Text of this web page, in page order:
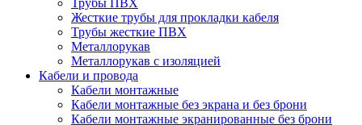
Трубы ПВХ
Жесткие трубы для прокладки кабеля
Трубы жесткие ПВХ
Металлорукав
Металлорукав с изоляцией
Кабели и провода
Кабели монтажные
Кабели монтажные без экрана и без брони
Кабели монтажные экранированные без брони